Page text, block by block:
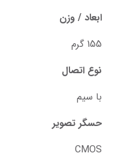
ابعاد / وزن
155 گرم
نوع اتصال
با سیم
حسگر تصویر
CMOS